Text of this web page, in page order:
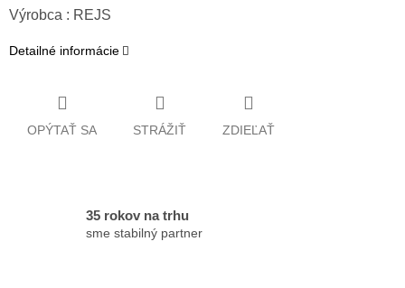
Výrobca : REJS
Detailné informácie
OPÝTAŤ SA STRÁŽIŤ ZDIEĽAŤ
35 rokov na trhu
sme stabilný partner